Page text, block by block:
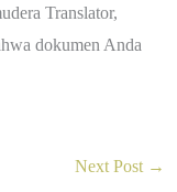
Translator,
dokumen Anda
Next Post →